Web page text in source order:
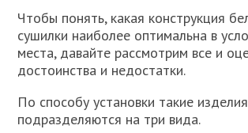
Чтобы понять, какая конструкция
сушилки наиболее оптимальна в
места, давайте рассмотрим все и
достоинства и недостатки.
По способу установки такие изделия
подразделяются на три вида.